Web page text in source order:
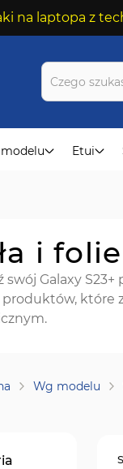
na laptopa z
Etui
i
swój Galaxy
produktów, które
Wg modelu